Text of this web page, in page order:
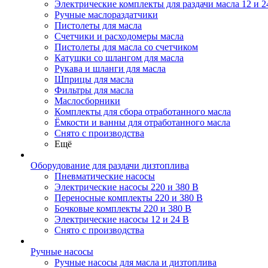
Электрические комплекты для раздачи масла 12 и
Ручные маслораздатчики
Пистолеты для масла
Счетчики и расходомеры масла
Пистолеты для масла со счетчиком
Катушки со шлангом для масла
Рукава и шланги для масла
Шприцы для масла
Фильтры для масла
Маслосборники
Комплекты для сбора отработанного масла
Ёмкости и ванны для отработанного масла
Снято с производства
Ещё
Оборудование для раздачи дизтоплива
Пневматические насосы
Электрические насосы 220 и 380 В
Переносные комплекты 220 и 380 В
Бочковые комплекты 220 и 380 В
Электрические насосы 12 и 24 В
Снято с производства
Ручные насосы
Ручные насосы для масла и дизтоплива